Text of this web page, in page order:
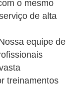
o mesmo
de alta
equipe de
treinamentos